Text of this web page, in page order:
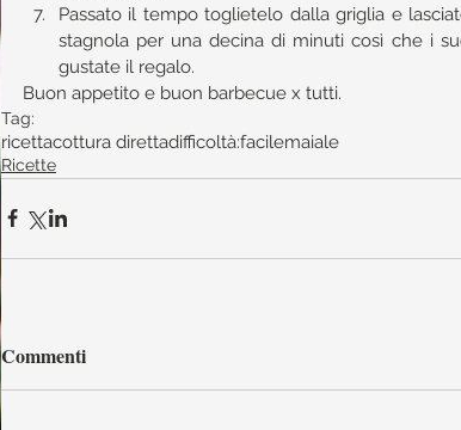
Passato il tempo toglietelo dalla griglia e
stagnola per una decina di minuti così che i
gustate il regalo.
Buon appetito e buon barbecue x tutti.
Tag:
ricettacottura direttadifficoltà:facilemaiale
Ricette
Commenti